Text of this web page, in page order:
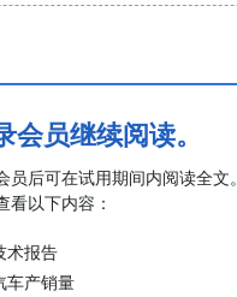
会员继续阅读。
员后可在试用期间内阅读全文。
看以下内容：
术报告
车产销量